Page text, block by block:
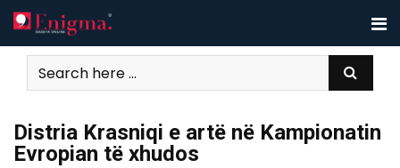
Skip
to
content
Distria Krasniqi e artë në Kampionatin
Evropian të xhudos